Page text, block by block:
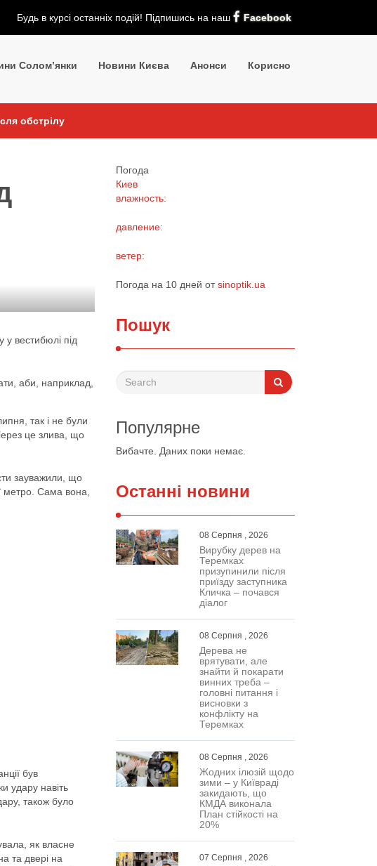
Будь в курсі останніх подій! Підпишись на наш Facebook
Солом’янки Новини Києва Анонси Корисно
обстрілу
у вестибюлі під
аби, наприклад,
так і не були
це злива, що
зауважили, що
метро. Сама вона,
був
удару навіть
також було
як власне
та двері на
Погода
Киев
влажность:
давление:
ветер:
Погода на 10 дней отsinoptik.ua
Пошук
Популярне
Вибачте. Даних поки немає.
Останні новини
08 Серпня , 2026
Вирубку дерев на
Теремках
призупинили після
приїзду заступника
Кличка – почався
діалог
08 Серпня , 2026
Дерева не
врятувати, але
знайти й покарати
винних треба –
головні питання і
висновки з
конфлікту на
Теремках
08 Серпня , 2026
Жодних ілюзій щодо
зими – у Київраді
закидають, що
КМДА виконала
План стійкості на
20%
07 Серпня , 2026